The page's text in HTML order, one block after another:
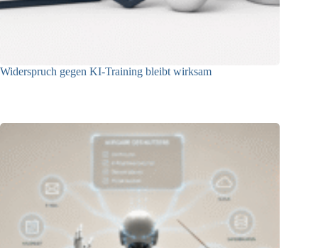
Widerspruch gegen KI-Training bleibt wirksam